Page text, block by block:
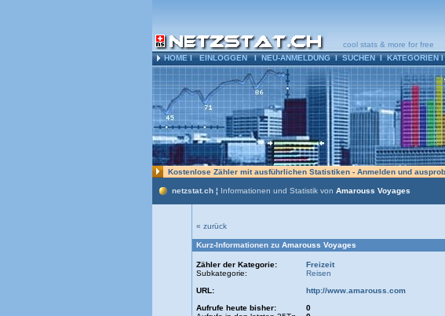
cool stats & more for free
HOME l EINLOGGEN l NEU-ANMELDUNG l SUCHEN lKATEGORIEN
Kostenlose Zähler mit ausführlichen Statistiken - Anmelden und
netzstat.ch ¦ Informationen und Statistik von Amarouss Voyages
« zurück
Kurz-Informationen zu Amarouss Voyages
Zähler der Kategorie:
Freizeit
Subkategorie:
Reisen
URL:
http://www.amarouss.com
Aufrufe heute bisher:
0